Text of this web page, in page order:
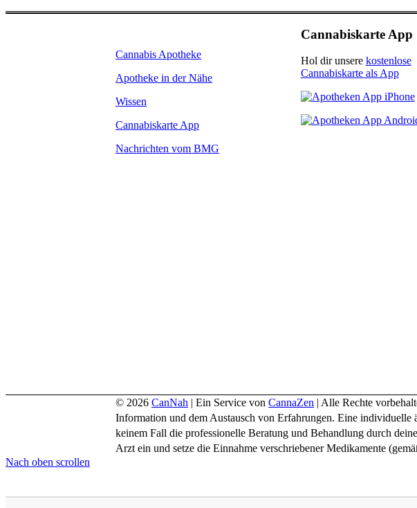
Cannabis Apotheke
Apotheke in der Nähe
Wissen
Cannabiskarte App
Nachrichten vom BMG
Cannabiskarte App
Hol dir unsere kostenlose
Cannabiskarte als App
© 2026 CanNah | Ein Service von CannaZen | Alle Rechte
Information und dem Austausch von Erfahrungen. Eine
keinem Fall die professionelle Beratung und Behandlung durch
Arzt ein und setze die Einnahme verschriebener Medikamente
Nach oben scrollen